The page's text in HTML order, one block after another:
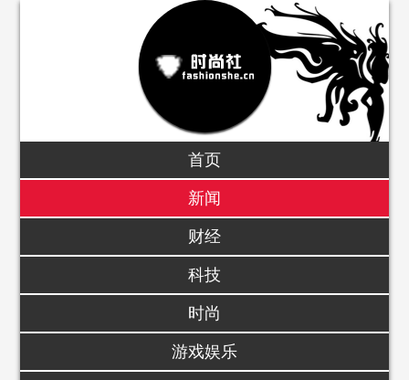
首页
新闻
财经
科技
时尚
游戏娱乐